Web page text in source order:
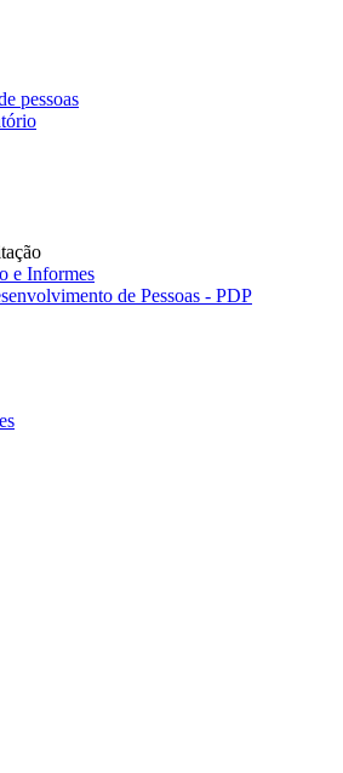
pessoas
e Informes
de Pessoas - PDP